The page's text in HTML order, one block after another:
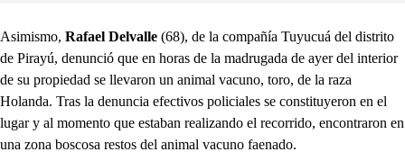
Asimismo, Rafael Delvalle (68), de la compañía Tuyucuá del distrito
de Pirayú, denunció que en horas de la madrugada de ayer del interior
de su propiedad se llevaron un animal vacuno, toro, de la raza
Holanda. Tras la denuncia efectivos policiales se constituyeron en el
lugar y al momento que estaban realizando el recorrido, encontraron en
una zona boscosa restos del animal vacuno faenado.